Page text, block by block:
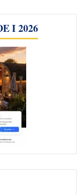
I 2026